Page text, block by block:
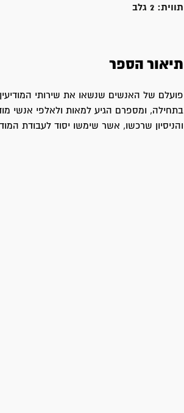
תווית: 2 גלב
תיאור הספר
בתחילה, ומספרם הגיע למאות ולאלפי אנשי
והניסיון שרכשו, אשר שימשו יסוד לעבודת